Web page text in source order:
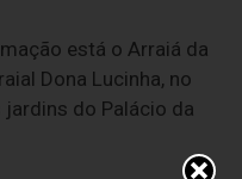
está o Arraiá da
Dona Lucinha, no
do Palácio da